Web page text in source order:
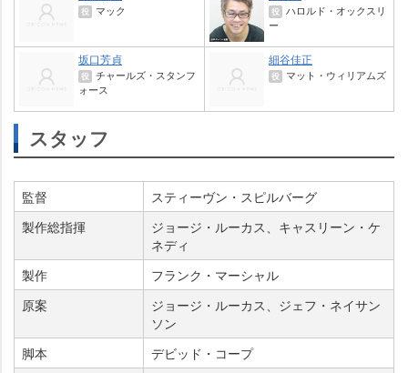
役 マック 役 ハロルド・オックスリ
ー
坂口芳貞
役 チャールズ・スタンフ
ォース
細谷佳正
役 マット・ウィリアムズ
スタッフ
監督
スティーヴン・スピルバーグ
製作総指揮
ジョージ・ルーカス、キャスリーン・ケ
ネディ
製作
フランク・マーシャル
原案
ジョージ・ルーカス、ジェフ・ネイサン
ソン
脚本
デビッド・コープ